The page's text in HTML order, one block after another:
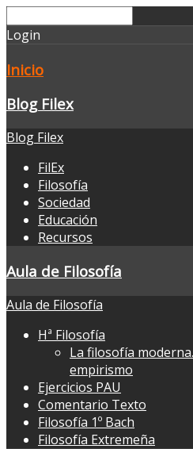
Login
Inicio
Blog Filex
Blog Filex
FilEx
Filosofía
Sociedad
Educación
Recursos
Aula de Filosofía
Aula de Filosofía
Hª Filosofía
La filosofía
empirismo
Ejercicios PAU
Comentario Texto
Filosofía 1º Bach
Filosofía Extremeña